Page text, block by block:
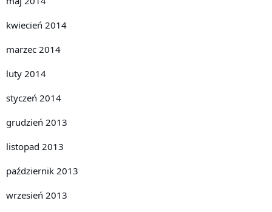
kwiecień 2014
marzec 2014
luty 2014
styczeń 2014
grudzień 2013
listopad 2013
październik 2013
wrzesień 2013